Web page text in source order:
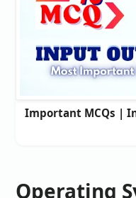
Important MCQs |
Operating